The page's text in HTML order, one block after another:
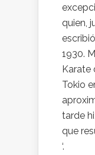
quien,
1930.
Karate
Tokio
tarde
que
‘.